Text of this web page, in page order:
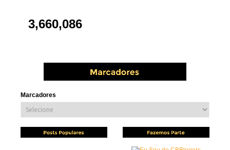
3,660,086
Marcadores